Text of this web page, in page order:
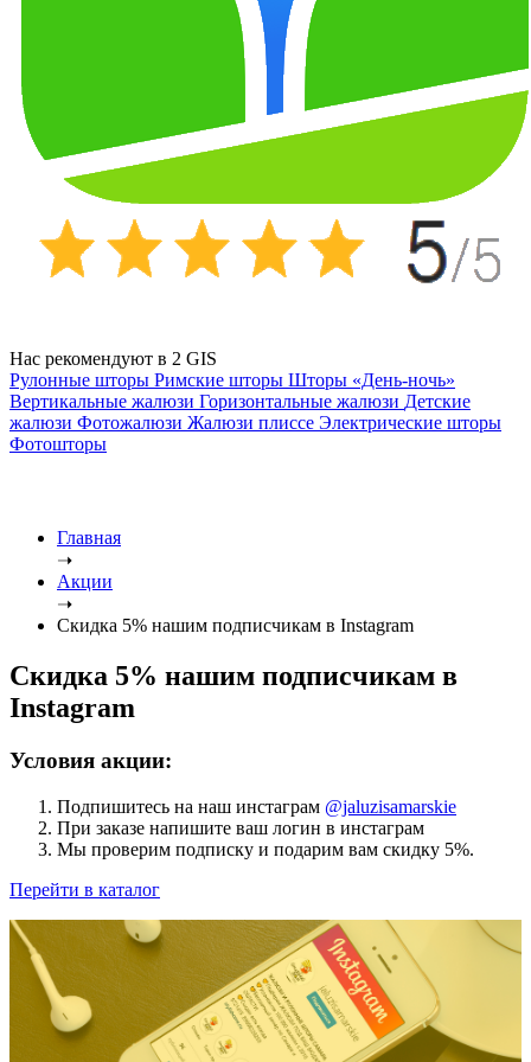
Нас рекомендуют в 2 GIS
Рулонные шторы Римские шторы Шторы «День-ночь»
Вертикальные жалюзи Горизонтальные жалюзи Детские
жалюзи Фотожалюзи Жалюзи плиссе Электрические шторы
Фотошторы
Главная
➝
Акции
➝
Скидка 5% нашим подписчикам в Instagram
Скидка 5% нашим подписчикам в
Instagram
Условия акции:
Подпишитесь на наш инстаграм @jaluzisamarskie
При заказе напишите ваш логин в инстаграм
Мы проверим подписку и подарим вам скидку 5%.
Перейти в каталог